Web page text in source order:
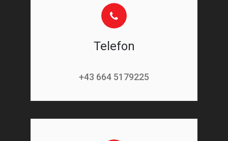
Telefon
+43 664 5179225